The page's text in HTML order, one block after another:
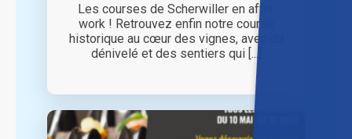
Les courses de Scherwiller en after
work ! Retrouvez enfin notre course
historique au cœur des vignes, avec du
dénivelé et des sentiers qui [...]